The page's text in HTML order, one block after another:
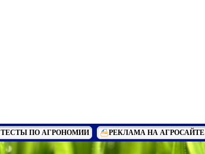
ТЕСТЫ ПО АГРОНОМИИ РЕКЛАМА НА АГРОСАЙТЕ